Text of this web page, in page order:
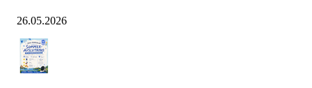
26.05.2026